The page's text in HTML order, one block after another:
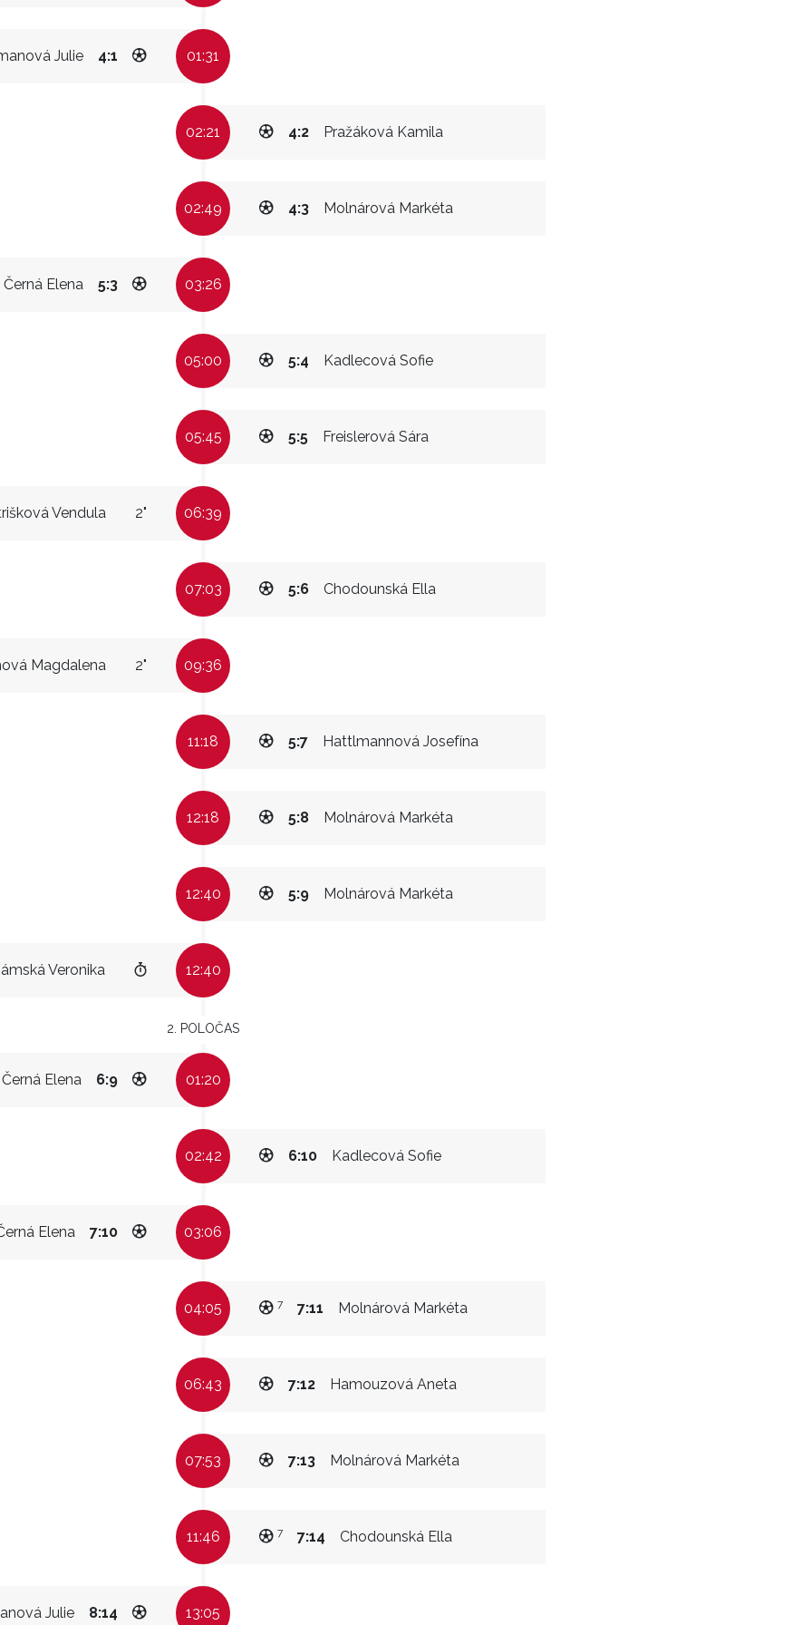
Julie 4:1 01:31
02:21 Pražáková Kamila
4:2
02:49 Molnárová Markéta
4:3
Černá Elena 5:3 03:26
05:00 Kadlecová Sofie
5:4
05:45 Freislerová Sára
5:5
Vendula 2" 06:39
07:03 Chodounská Ella
5:6
Magdalena 2" 09:36
11:18 Hattlmannová Josefína
5:7
12:18 Molnárová Markéta
5:8
12:40 Molnárová Markéta
5:9
Veronika 12:40
2. POLOČAS
Černá Elena 6:9 01:20
02:42 Kadlecová Sofie
6:10
Elena 7:10 03:06
04:05 Molnárová Markéta
7:11
7
06:43 Hamouzová Aneta
7:12
07:53 Molnárová Markéta
7:13
11:46 Chodounská Ella
7:14
7
Julie 8:14 13:05